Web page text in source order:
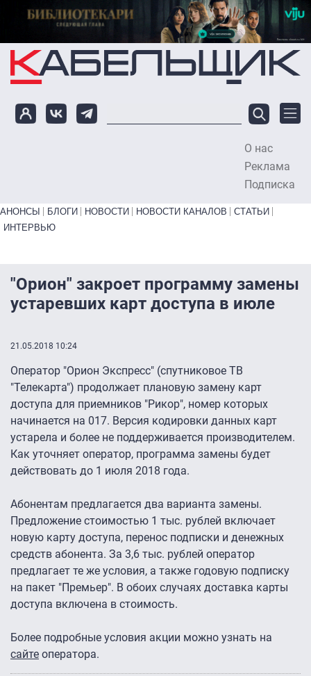
Перейти к основному содержанию
О нас
Реклама
Подписка
Primary links bottom
АНОНСЫ БЛОГИ НОВОСТИ НОВОСТИ КАНАЛОВ
СТАТЬИ
ИНТЕРВЬЮ
"Орион" закроет программу замены
устаревших карт доступа в июле
21.05.2018 10:24
Оператор "Орион Экспресс" (спутниковое ТВ
"Телекарта") продолжает плановую замену карт
доступа для приемников "Рикор", номер которых
начинается на 017. Версия кодировки данных карт
устарела и более не поддерживается производителем.
Как уточняет оператор, программа замены будет
действовать до 1 июля 2018 года.
Абонентам предлагается два варианта замены.
Предложение стоимостью 1 тыс. рублей включает
новую карту доступа, перенос подписки и денежных
средств абонента. За 3,6 тыс. рублей оператор
предлагает те же условия, а также годовую подписку
на пакет "Премьер". В обоих случаях доставка карты
доступа включена в стоимость.
Более подробные условия акции можно узнать на
сайте оператора.